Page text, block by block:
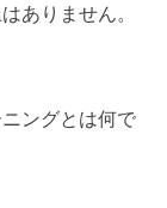
ありません。
ングとは何で